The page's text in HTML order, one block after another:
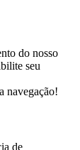
do nosso
seu
navegação!
de